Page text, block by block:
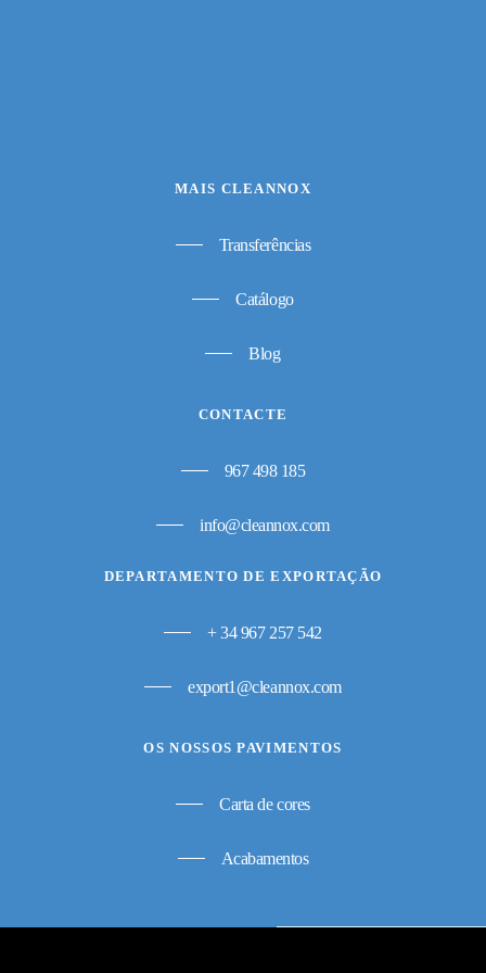
MAIS CLEANNOX
Transferências
Catálogo
Blog
CONTACTE
967 498 185
info@cleannox.com
DEPARTAMENTO DE EXPORTAÇÃO
+ 34 967 257 542
export1@cleannox.com
OS NOSSOS PAVIMENTOS
Carta de cores
Acabamentos